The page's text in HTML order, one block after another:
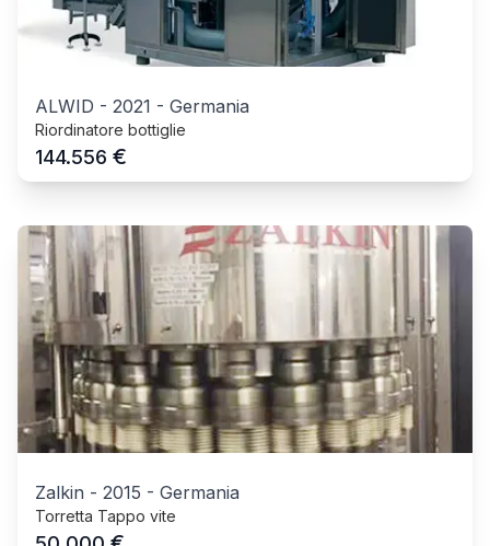
ALWID - 2021 - Germania
Riordinatore bottiglie
144.556 €
Zalkin - 2015 - Germania
Torretta Tappo vite